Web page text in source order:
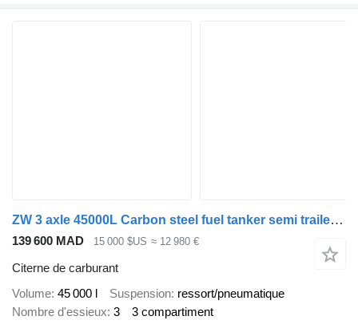
ZW 3 axle 45000L Carbon steel fuel tanker semi trailer for Saudi
139 600 MAD 15 000 $US ≈ 12 980 €
Citerne de carburant
Volume 45 000 l Suspension ressort/pneumatique
Nombre d'essieux 3 3 compartiment